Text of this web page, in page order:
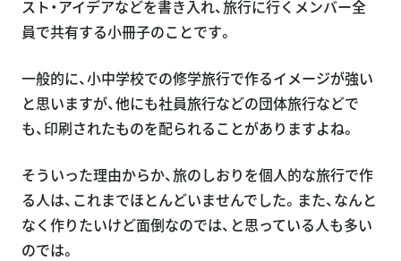
スト・アイデアなどを書き入れ、旅行に行くメンバー全
員で共有する小冊子のことです。
一般的に、小中学校での修学旅行で作るイメージが強い
と思いますが、他にも社員旅行などの団体旅行などで
も、印刷されたものを配られることがありますよね。
そういった理由からか、旅のしおりを個人的な旅行で作
る人は、これまでほとんどいませんでした。また、なんと
なく作りたいけど面倒なのでは、と思っている人も多い
のでは。